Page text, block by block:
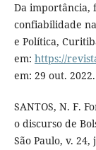
Da importância,
confiabilidade
e Política,
em: https://
em: 29 out. 2022.
SANTOS, N. F.
o discurso de
São Paulo, v.